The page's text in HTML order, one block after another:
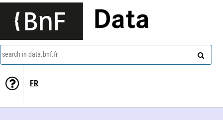
Data
search in data.bnf.fr
FR